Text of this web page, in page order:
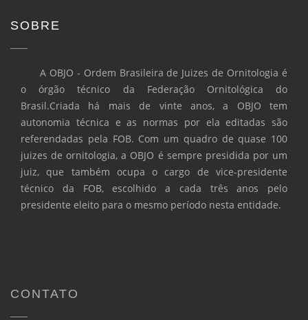
SOBRE
A OBJO - Ordem Brasileira de Juizes de Ornitologia é
o órgão técnico da Federação Ornitológica do
Brasil.Criada há mais de vinte anos, a OBJO tem
autonomia técnica e as normas por ela editadas são
referendadas pela FOB. Com um quadro de quase 100
juizes de ornitologia, a OBJO é sempre presidida por um
juiz, que também ocupa o cargo de vice-presidente
técnico da FOB, escolhido a cada três anos pelo
presidente eleito para o mesmo período nesta entidade.
CONTATO